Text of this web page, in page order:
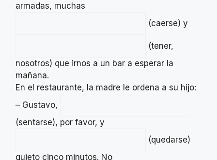
armadas, muchas
(caerse) y
(tener,
nosotros) que irnos a un bar a esperar la
mañana.
En el restaurante, la madre le ordena a su hijo:
– Gustavo,
(sentarse), por favor, y
(quedarse)
quieto cinco minutos. No